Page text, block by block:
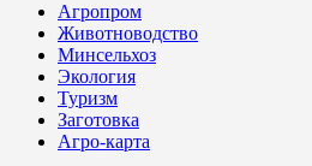
Агропром
Животноводство
Минсельхоз
Экология
Туризм
Заготовка
Агро-карта